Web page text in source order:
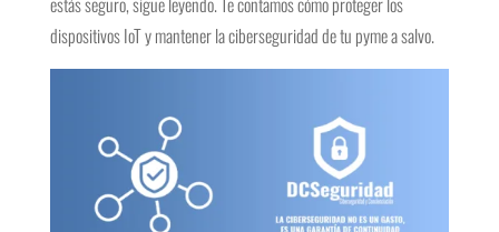
dispositivos IoT y mantener la ciberseguridad de tu pyme a salvo.